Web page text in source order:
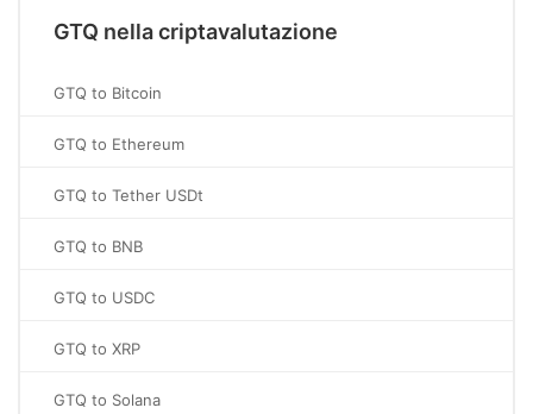
GTQ nella criptavalutazione
GTQ to Bitcoin
GTQ to Ethereum
GTQ to Tether USDt
GTQ to BNB
GTQ to USDC
GTQ to XRP
GTQ to Solana